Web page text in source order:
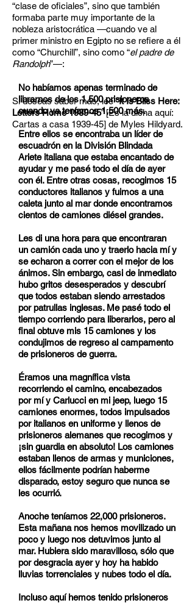
“clase de oficiales”, sino que también
formaba parte muy importante de la
nobleza aristocrática —cuando ve al
primer ministro en Egipto no se refiere a él
como “Churchill”, sino como “el padre de
Randolph”—:
No habíamos apenas terminado de
librarnos de los 1,500 prisioneros
cuando ya teníamos 1,500 más.
Entre ellos se encontraba un líder de
escuadrón en la División Blindada
Ariete italiana que estaba encantado de
ayudar y me pasé todo el día de ayer
con él. Entre otras cosas, recogimos 15
conductores italianos y fuimos a una
caleta junto al mar donde encontramos
cientos de camiones diésel grandes.
Les di una hora para que encontraran
un camión cada uno y traerlo hacia mí y
se echaron a correr con el mejor de los
ánimos. Sin embargo, casi de inmediato
hubo gritos desesperados y descubrí
que todos estaban siendo arrestados
por patrullas inglesas. Me pasé todo el
tiempo corriendo para liberarlos, pero al
final obtuve mis 15 camiones y los
condujimos de regreso al campamento
de prisioneros de guerra.
Éramos una magnífica vista
recorriendo el camino, encabezados
por mí y Carlucci en mi jeep, luego 15
camiones enormes, todos impulsados
por italianos en uniforme y llenos de
prisioneros alemanes que recogimos y
¡sin guardia en absoluto! Los camiones
estaban llenos de armas y municiones,
ellos fácilmente podrían haberme
disparado, estoy seguro que nunca se
les ocurrió.
Anoche teníamos 22,000 prisioneros.
Esta mañana nos hemos movilizado un
poco y luego nos detuvimos junto al
mar. Hubiera sido maravilloso, sólo que
por desgracia ayer y hoy ha habido
lluvias torrenciales y nubes todo el día.
Incluso aquí hemos tenido prisioneros
Si deseas saber más, lee “It Is Bliss Here:
Letters Home 1939-45” [Es la dicha aquí:
Cartas a casa 1939-45] de Myles Hildyard.